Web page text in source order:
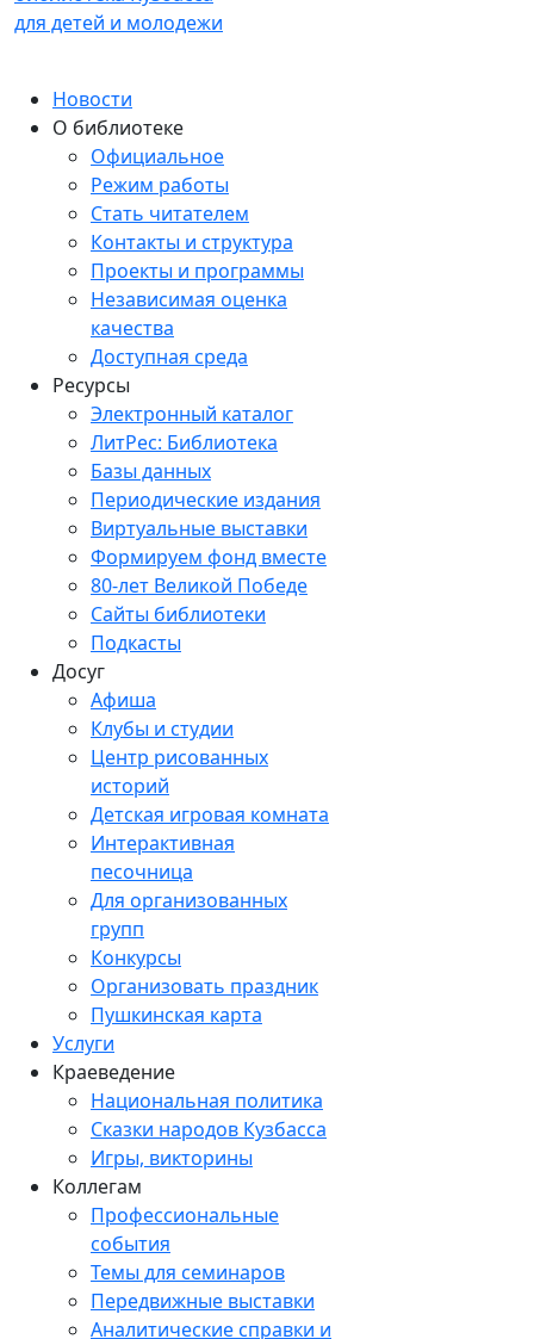
для детей и молодежи
Новости
О библиотеке
Официальное
Режим работы
Стать читателем
Контакты и структура
Проекты и программы
Независимая оценка
качества
Доступная среда
Ресурсы
Электронный каталог
ЛитРес: Библиотека
Базы данных
Периодические издания
Виртуальные выставки
Формируем фонд вместе
80-лет Великой Победе
Сайты библиотеки
Подкасты
Досуг
Афиша
Клубы и студии
Центр рисованных
историй
Детская игровая комната
Интерактивная
песочница
Для организованных
групп
Конкурсы
Организовать праздник
Пушкинская карта
Услуги
Краеведение
Национальная политика
Сказки народов Кузбасса
Игры, викторины
Коллегам
Профессиональные
события
Темы для семинаров
Передвижные выставки
Аналитические справки и